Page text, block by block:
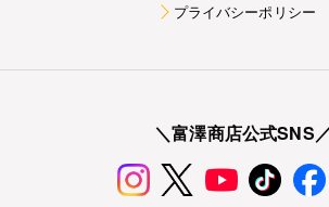
プライバシーポリシー
＼富澤商店公式SNS